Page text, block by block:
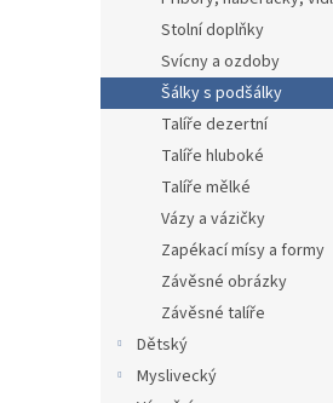
Stolní doplňky
Svícny a ozdoby
Šálky s podšálky
Talíře dezertní
Talíře hluboké
Talíře mělké
Vázy a vázičky
Zapékací mísy a formy
Závěsné obrázky
Závěsné talíře
Dětský
Myslivecký